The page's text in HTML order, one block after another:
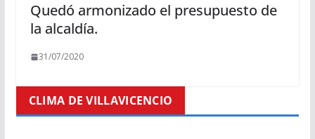
Quedó armonizado el presupuesto de
la alcaldía.
31/07/2020
CLIMA DE VILLAVICENCIO